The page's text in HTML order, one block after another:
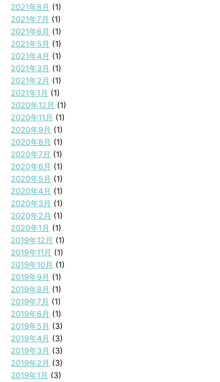
2021年8月 (1)
2021年7月 (1)
2021年6月 (1)
2021年5月 (1)
2021年4月 (1)
2021年3月 (1)
2021年2月 (1)
2021年1月 (1)
2020年12月 (1)
2020年11月 (1)
2020年9月 (1)
2020年8月 (1)
2020年7月 (1)
2020年6月 (1)
2020年5月 (1)
2020年4月 (1)
2020年3月 (1)
2020年2月 (1)
2020年1月 (1)
2019年12月 (1)
2019年11月 (1)
2019年10月 (1)
2019年9月 (1)
2019年8月 (1)
2019年7月 (1)
2019年6月 (1)
2019年5月 (3)
2019年4月 (3)
2019年3月 (3)
2019年2月 (3)
2019年1月 (3)